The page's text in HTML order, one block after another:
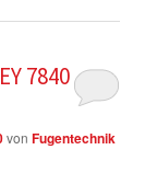
7840 LZ
vonFugentechnik